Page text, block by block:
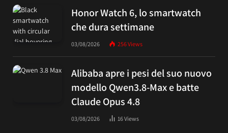
Honor Watch 6, lo smartwatch
che dura settimane
03/08/2026 256Views
Alibaba apre i pesi del suo nuovo
modello Qwen3.8-Max e batte
Claude Opus 4.8
03/08/2026 16Views